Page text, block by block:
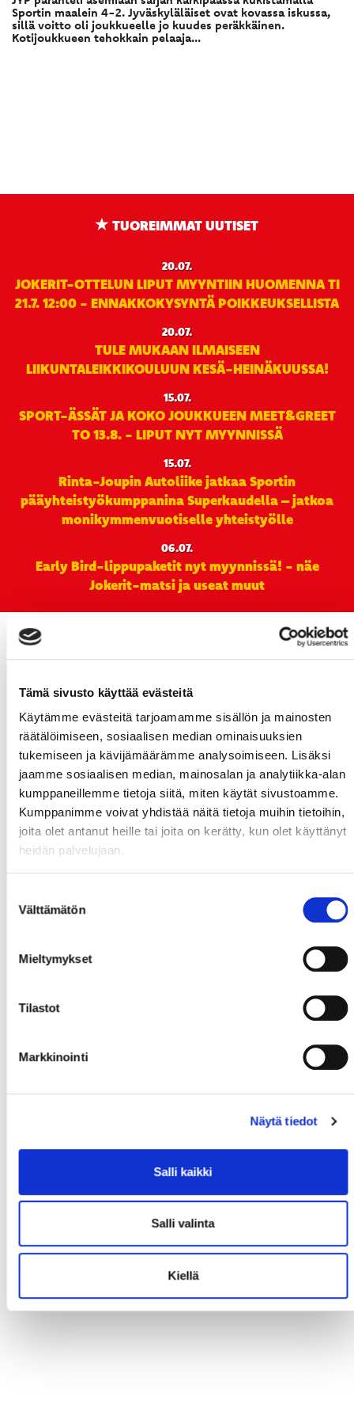
Tämä sivusto käyttää evästeitä
Käytämme evästeitä tarjoamamme sisällön ja mainosten
räätälöimiseen, sosiaalisen median ominaisuuksien
tukemiseen ja kävijämäärämme analysoimiseen. Lisäksi
jaamme sosiaalisen median, mainosalan ja analytiikka-alan
kumppaneillemme tietoja siitä, miten käytät sivustoamme.
Kumppanimme voivat yhdistää näitä tietoja muihin tietoihin,
joita olet antanut heille tai joita on kerätty, kun olet käyttänyt
heidän palvelujaan.
valinta
Välttämätön
Mieltymykset
Tilastot
Markkinointi
Näytä tiedot
Salli kaikki
Salli valinta
Kiellä
Sportin maalein 4-2. Jyväskyläläiset ovat kovassa iskussa,
sillä voitto oli joukkueelle jo kuudes peräkkäinen.
Kotijoukkueen tehokkain pelaaja...
TUOREIMMAT UUTISET
20.07.
JOKERIT-OTTELUN LIPUT MYYNTIIN HUOMENNA TI
21.7. 12:00 - ENNAKKOKYSYNTÄ POIKKEUKSELLISTA
20.07.
TULE MUKAAN ILMAISEEN
LIIKUNTALEIKKIKOULUUN KESÄ-HEINÄKUUSSA!
15.07.
SPORT-ÄSSÄT JA KOKO JOUKKUEEN MEET&GREET
TO 13.8. - LIPUT NYT MYYNNISSÄ
15.07.
Rinta-Joupin Autoliike jatkaa Sportin
pääyhteistyökumppanina Superkaudella – jatkoa
monikymmenvuotiselle yhteistyölle
06.07.
Early Bird-lippupaketit nyt myynnissä! - näe
Jokerit-matsi ja useat muut